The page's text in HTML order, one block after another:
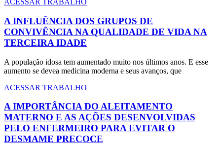
ACESSAR TRABALHO
A INFLUÊNCIA DOS GRUPOS DE
CONVIVÊNCIA NA QUALIDADE DE VIDA NA
TERCEIRA IDADE
A população idosa tem aumentado muito nos últimos anos. E esse
aumento se devea medicina moderna e seus avanços, que
ACESSAR TRABALHO
A IMPORTÂNCIA DO ALEITAMENTO
MATERNO E AS AÇÕES DESENVOLVIDAS
PELO ENFERMEIRO PARA EVITAR O
DESMAME PRECOCE